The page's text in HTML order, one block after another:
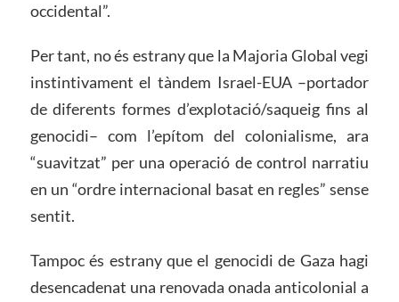
occidental”.
Per tant, no és estrany que la Majoria Global vegi
instintivament el tàndem Israel-EUA –portador
de diferents formes d’explotació/saqueig fins al
genocidi– com l’epítom del colonialisme, ara
“suavitzat” per una operació de control narratiu
en un “ordre internacional basat en regles” sense
sentit.
Tampoc és estrany que el genocidi de Gaza hagi
desencadenat una renovada onada anticolonial a